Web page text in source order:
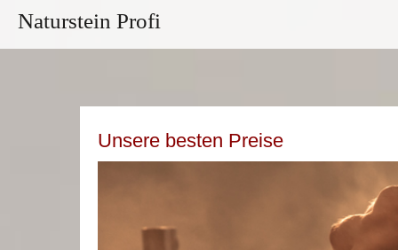
Naturstein Profi
Unsere besten Preise